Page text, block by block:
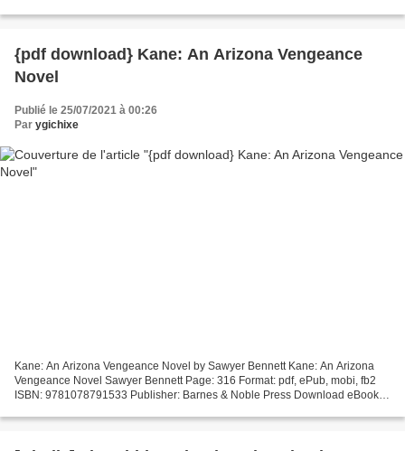
{pdf download} Kane: An Arizona Vengeance
Novel
Publié le 25/07/2021 à 00:26
Par ygichixe
Kane: An Arizona Vengeance Novel by Sawyer Bennett Kane: An Arizona
Vengeance Novel Sawyer Bennett Page: 316 Format: pdf, ePub, mobi, fb2
ISBN: 9781078791533 Publisher: Barnes & Noble Press Download eBook